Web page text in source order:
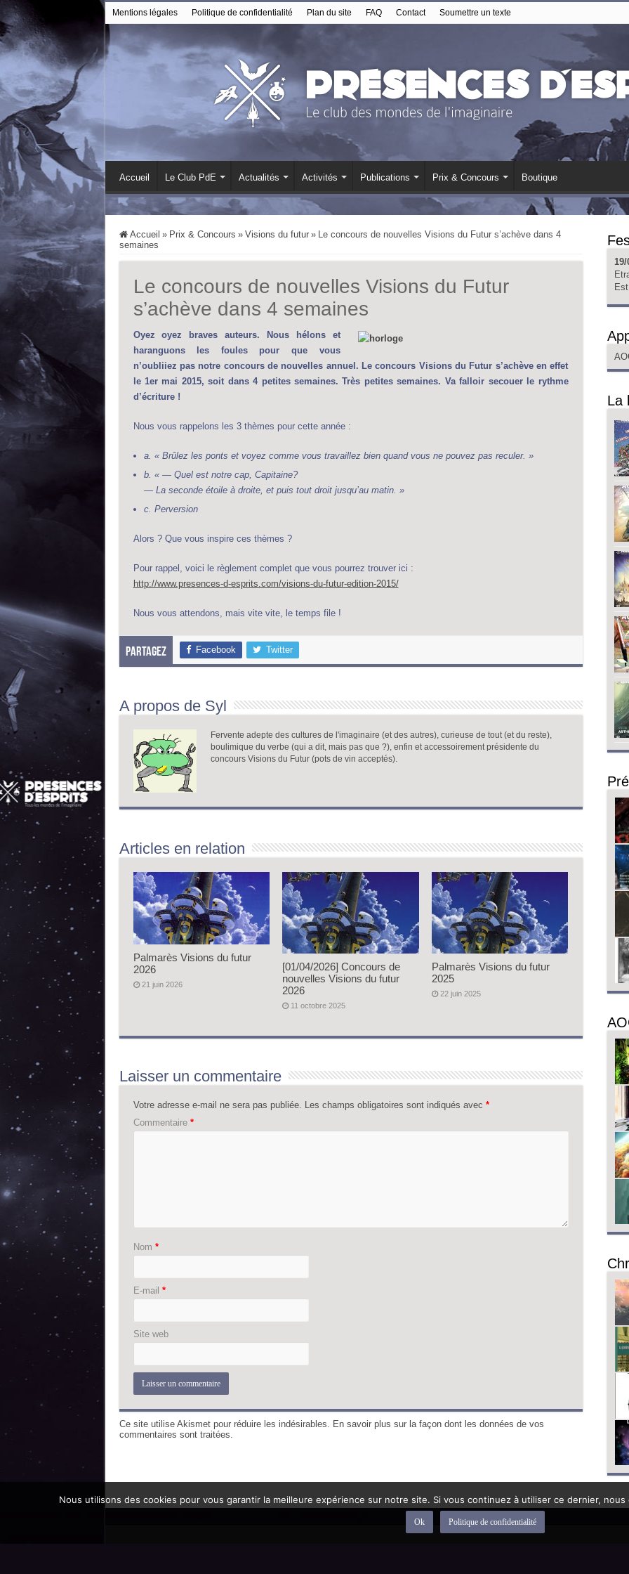
Mentions légales Politique de confidentialité Plan du site FAQ Contact Soumettre un texte
Accueil Le Club PdE Actualités Activités Publications Prix & Concours Boutique
Accueil » Prix & Concours » Visions du futur » Le concours de nouvelles Visions du Futur s’achève dans 4
semaines
Le concours de nouvelles Visions du Futur
s’achève dans 4 semaines
Oyez oyez braves auteurs. Nous hélons et
haranguons les foules pour que vous
n’oubliiez pas notre concours de nouvelles annuel. Le concours Visions du Futur s’achève en effet
le 1er mai 2015, soit dans 4 petites semaines. Très petites semaines. Va falloir secouer le rythme
d’écriture !
Nous vous rappelons les 3 thèmes pour cette année :
a. « Brûlez les ponts et voyez comme vous travaillez bien quand vous ne pouvez pas reculer. »
b. « — Quel est notre cap, Capitaine?
— La seconde étoile à droite, et puis tout droit jusqu’au matin. »
c. Perversion
Alors ? Que vous inspire ces thèmes ?
Pour rappel, voici le règlement complet que vous pourrez trouver ici :
http://www.presences-d-esprits.com/visions-du-futur-edition-2015/
Nous vous attendons, mais vite vite, le temps file !
Partagez Facebook Twitter
A propos de Syl
Fervente adepte des cultures de l'imaginaire (et des autres), curieuse de tout (et du reste),
boulimique du verbe (qui a dit, mais pas que ?), enfin et accessoirement présidente du
concours Visions du Futur (pots de vin acceptés).
Articles en relation
Palmarès Visions du futur
2026
21 juin 2026
[01/04/2026] Concours de
nouvelles Visions du futur
2026
11 octobre 2025
Palmarès Visions du futur
2025
22 juin 2025
Laisser un commentaire
Votre adresse e-mail ne sera pas publiée. Les champs obligatoires sont indiqués avec *
Commentaire *
Nom *
E-mail *
Site web
Ce site utilise Akismet pour réduire les indésirables. En savoir plus sur la façon dont les données de vos
commentaires sont traitées.
19/
Est
La
Nous utilisons des cookies pour vous garantir la meilleure expérience sur notre site. Si vous continuez à utiliser ce dernier,
Ok Politique de confidentialité